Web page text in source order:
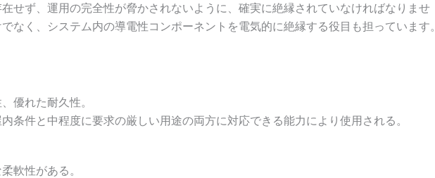
せず、運用の完全性が脅かされないように、確実に絶縁されていなければなりませ
なく、システム内の導電性コンポーネントを電気的に絶縁する役目も担っています。
優れた耐久性。
条件と中程度に要求の厳しい用途の両方に対応できる能力により使用される。
軟性がある。